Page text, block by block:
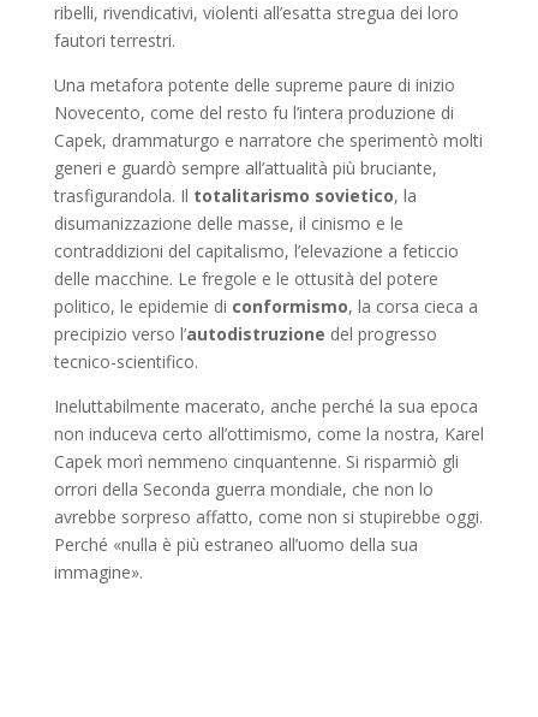
ribelli, rivendicativi, violenti all’esatta stregua dei loro
fautori terrestri.
Una metafora potente delle supreme paure di inizio
Novecento, come del resto fu l’intera produzione di
Capek, drammaturgo e narratore che sperimentò molti
generi e guardò sempre all’attualità più bruciante,
trasfigurandola. Il totalitarismo sovietico, la
disumanizzazione delle masse, il cinismo e le
contraddizioni del capitalismo, l’elevazione a feticcio
delle macchine. Le fregole e le ottusità del potere
politico, le epidemie di conformismo, la corsa cieca a
precipizio verso l’autodistruzione del progresso
tecnico-scientifico.
Ineluttabilmente macerato, anche perché la sua epoca
non induceva certo all’ottimismo, come la nostra, Karel
Capek morì nemmeno cinquantenne. Si risparmiò gli
orrori della Seconda guerra mondiale, che non lo
avrebbe sorpreso affatto, come non si stupirebbe oggi.
Perché «nulla è più estraneo all’uomo della sua
immagine».